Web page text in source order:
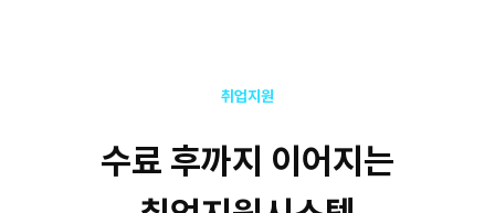
취업지원
수료 후까지 이어지는